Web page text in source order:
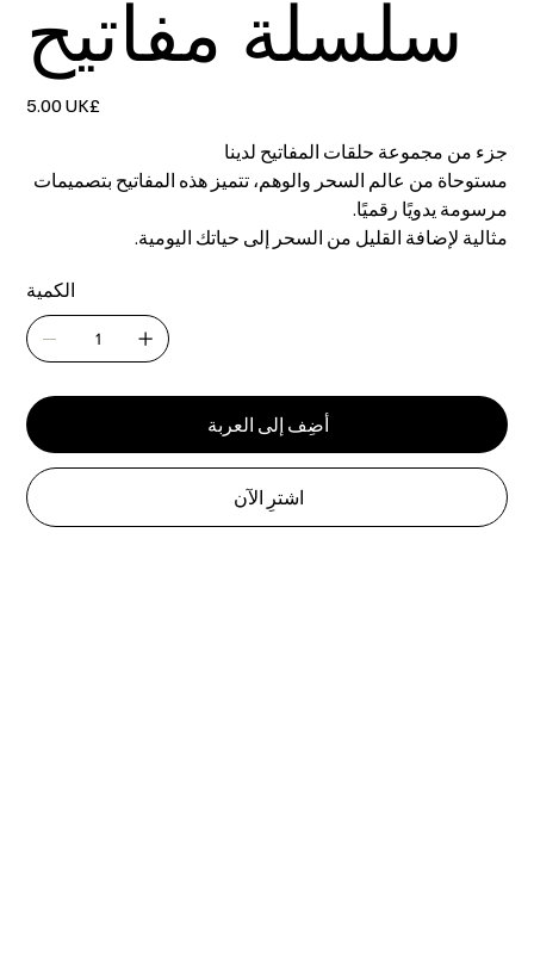
سلسلة مفاتيح
‏5.00 UK£
جزء من مجموعة حلقات المفاتيح لدينا
مستوحاة من عالم السحر والوهم، تتميز هذه المفاتيح بتصميمات
مرسومة يدويًا رقميًا.
مثالية لإضافة القليل من السحر إلى حياتك اليومية.
الكمية
أضِف إلى العربة
اشترِ الآن